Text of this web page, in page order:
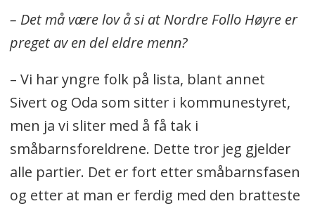
– Det må være lov å si at Nordre Follo Høyre er
preget av en del eldre menn?
– Vi har yngre folk på lista, blant annet
Sivert og Oda som sitter i kommunestyret,
men ja vi sliter med å få tak i
småbarnsforeldrene. Dette tror jeg gjelder
alle partier. Det er fort etter småbarnsfasen
og etter at man er ferdig med den bratteste